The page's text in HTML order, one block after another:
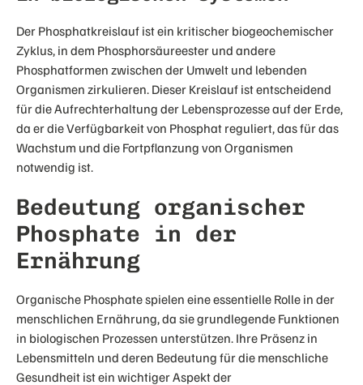
Der Phosphatkreislauf ist ein kritischer biogeochemischer
Zyklus, in dem Phosphorsäureester und andere
Phosphatformen zwischen der Umwelt und lebenden
Organismen zirkulieren. Dieser Kreislauf ist entscheidend
für die Aufrechterhaltung der Lebensprozesse auf der Erde,
da er die Verfügbarkeit von Phosphat reguliert, das für das
Wachstum und die Fortpflanzung von Organismen
notwendig ist.
Bedeutung organischer
Phosphate in der
Ernährung
Organische Phosphate spielen eine essentielle Rolle in der
menschlichen Ernährung, da sie grundlegende Funktionen
in biologischen Prozessen unterstützen. Ihre Präsenz in
Lebensmitteln und deren Bedeutung für die menschliche
Gesundheit ist ein wichtiger Aspekt der